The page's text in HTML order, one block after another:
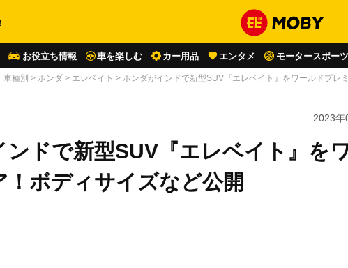
お役立ち情報 車を楽しむ カー用品 エンタメ モータースポーツ
車種別 > ホンダ > エレベイト > ホンダがインドで新型SUV『エレベイト』をワールドプレ
2023年
ンドで新型SUV『エレベイト』を
！ボディサイズなど公開